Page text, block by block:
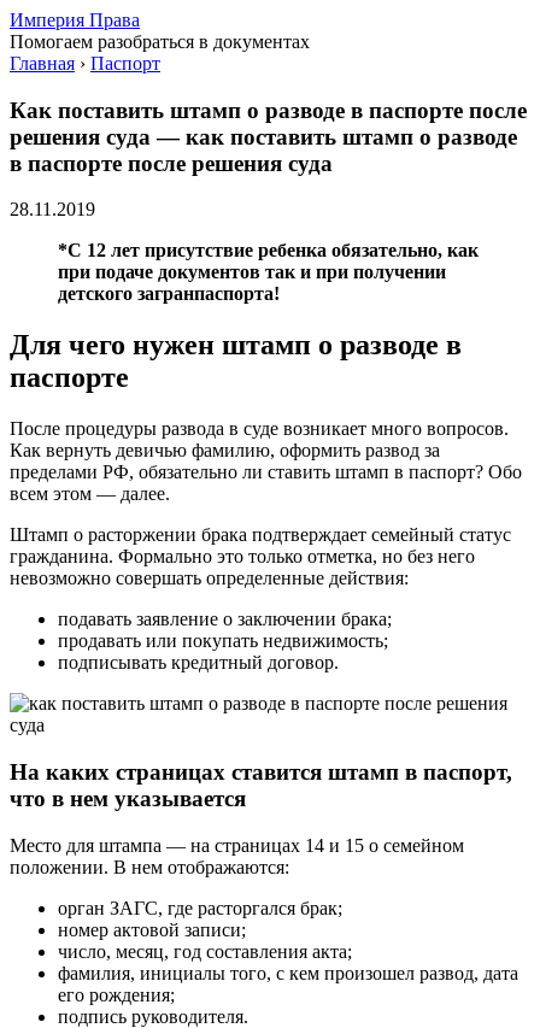
Империя Права
Помогаем разобраться в документах
Главная › Паспорт
Как поставить штамп о разводе в паспорте после
решения суда — как поставить штамп о разводе
в паспорте после решения суда
28.11.2019
*С 12 лет присутствие ребенка обязательно, как
при подаче документов так и при получении
детского загранпаспорта!
Для чего нужен штамп о разводе в
паспорте
После процедуры развода в суде возникает много вопросов.
Как вернуть девичью фамилию, оформить развод за
пределами РФ, обязательно ли ставить штамп в паспорт? Обо
всем этом — далее.
Штамп о расторжении брака подтверждает семейный статус
гражданина. Формально это только отметка, но без него
невозможно совершать определенные действия:
подавать заявление о заключении брака;
продавать или покупать недвижимость;
подписывать кредитный договор.
На каких страницах ставится штамп в паспорт,
что в нем указывается
Место для штампа — на страницах 14 и 15 о семейном
положении. В нем отображаются:
орган ЗАГС, где расторгался брак;
номер актовой записи;
число, месяц, год составления акта;
фамилия, инициалы того, с кем произошел развод, дата
его рождения;
подпись руководителя.